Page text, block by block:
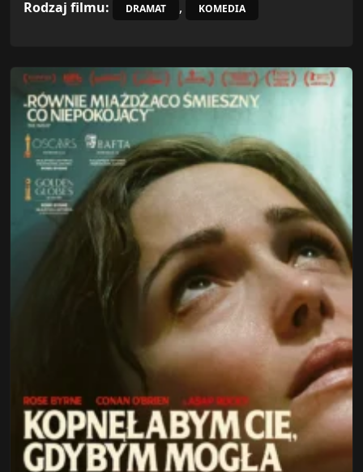
Rodzaj filmu: DRAMAT , KOMEDIA